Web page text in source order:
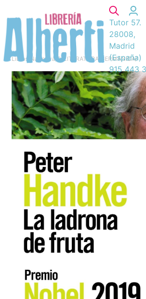
Tutor 57.
28008,
Madrid
(España)
915 443
Libros Narrativa/ 8. LITERATURA GERMANICA/